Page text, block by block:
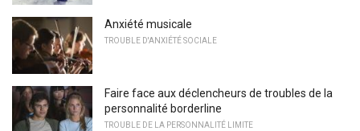
Anxiété musicale
TROUBLE D'ANXIÉTÉ SOCIALE
Faire face aux déclencheurs de troubles de la
personnalité borderline
TROUBLE DE LA PERSONNALITÉ LIMITE